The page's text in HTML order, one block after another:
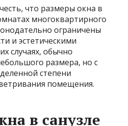
что размеры окна в
многоквартирного
ограничены
и эстетическими
случаях, обычно
размера, но с
степени
помещения.
в санузле